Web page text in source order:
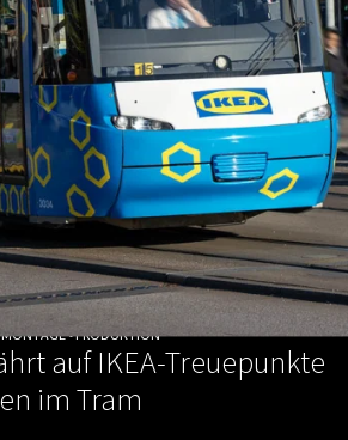
• PRODUKTION
auf IKEA-Treuepunkte
im Tram